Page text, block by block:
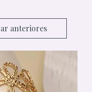
anteriores